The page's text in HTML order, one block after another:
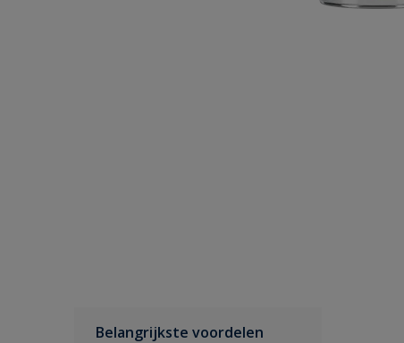
Belangrijkste voordelen